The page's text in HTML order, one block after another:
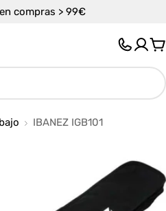
compras > 99€
IBANEZ IGB101